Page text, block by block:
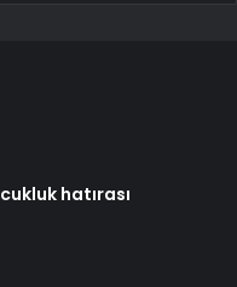
hatırası